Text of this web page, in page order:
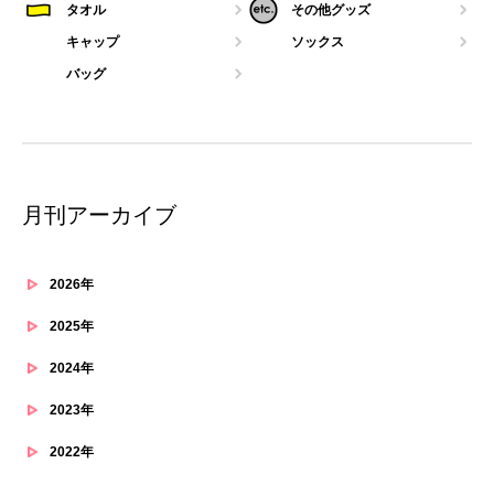
タオル その他グッズ
キャップ ソックス
バッグ
月刊アーカイブ
2026年
2025年
2024年
2023年
2022年